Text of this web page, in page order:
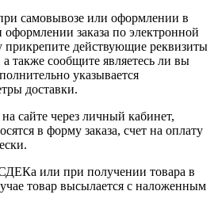
самовывозе или оформлении в
заказа по электронной
прикрепите действующие реквизиты
также сообщите являетесь ли вы
указывается
доставки.
сайте через личный кабинет,
в форму заказа, счет на оплату
или при получении товара в
товар высылается с наложенным